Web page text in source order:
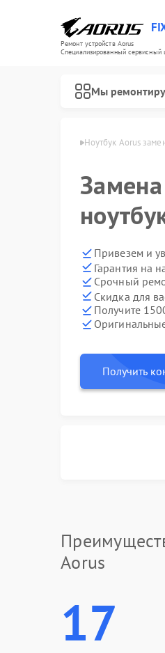
Ремонт устройств Aorus
Специализированный cервисный
Мы
Ноутбук Aorus
Привезем и
Гарантия на
Срочный
Скидка для
Получите
Получить
Aorus
17